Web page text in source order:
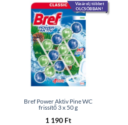
Vásárolj többet
OLCSÓBBAN!
Bref Power Aktiv Pine WC
frissítő 3 x 50 g
1 190 Ft